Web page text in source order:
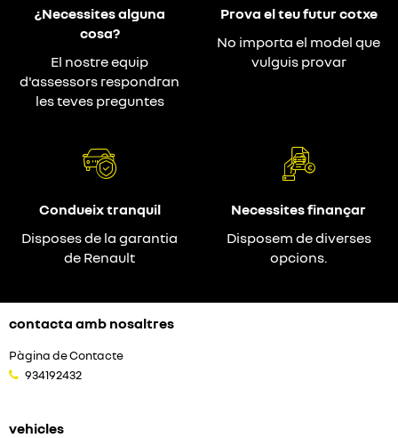
¿Necessites alguna
cosa?
El nostre equip
d'assessors respondran
les teves preguntes
Prova el teu futur cotxe
No importa el model que
vulguis provar
Condueix tranquil
Disposes de la garantia
de Renault
Necessites finançar
Disposem de diverses
opcions.
contacta amb nosaltres
Pàgina de Contacte
934192432
vehicles